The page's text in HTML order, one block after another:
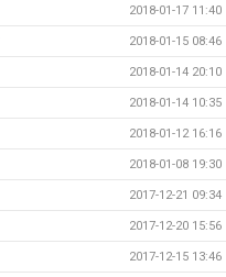
2018-01-17 11:40
2018-01-15 08:46
2018-01-14 20:10
2018-01-14 10:35
2018-01-12 16:16
2018-01-08 19:30
2017-12-21 09:34
2017-12-20 15:56
2017-12-15 13:46